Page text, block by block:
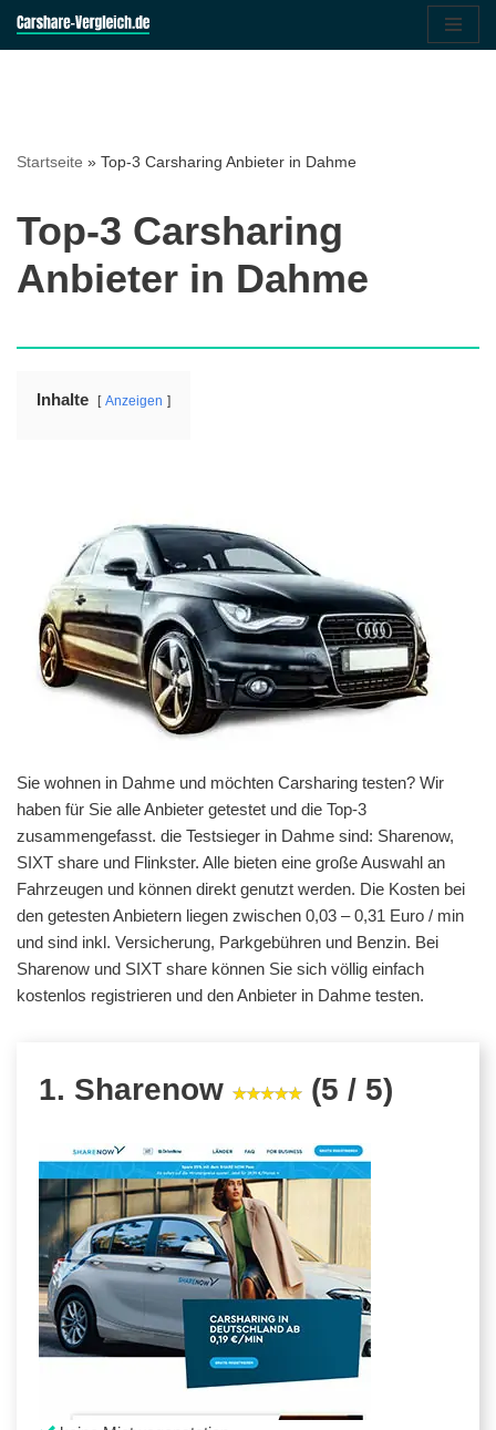
Startseite » Top-3 Carsharing Anbieter in Dahme
Top-3 Carsharing
Anbieter in Dahme
Inhalte Anzeigen
Sie wohnen in Dahme und möchten Carsharing testen? Wir
haben für Sie alle Anbieter getestet und die Top-3
zusammengefasst. die Testsieger in Dahme sind: Sharenow,
SIXT share und Flinkster. Alle bieten eine große Auswahl an
Fahrzeugen und können direkt genutzt werden. Die Kosten bei
den getesten Anbietern liegen zwischen 0,03 – 0,31 Euro / min
und sind inkl. Versicherung, Parkgebühren und Benzin. Bei
Sharenow und SIXT share können Sie sich völlig einfach
kostenlos registrieren und den Anbieter in Dahme testen.
1. Sharenow (5 / 5)